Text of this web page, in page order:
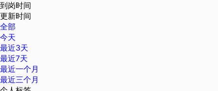
到岗时间
更新时间
全部
今天
最近3天
最近7天
最近一个月
最近三个月